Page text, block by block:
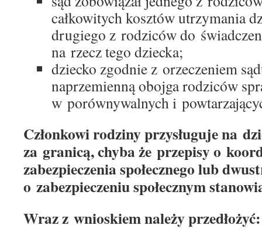
całkowitych kosztów utrzymania
drugiego z rodziców do
na rzecz tego dziecka;
dziecko zgodnie z orzeczeniem
naprzemienną obojga rodziców
w porównywalnych i
Członkowi rodziny przysługuje na
za granicą, chyba że przepisy o
zabezpieczenia społecznego lub
o zabezpieczeniu społecznym
Wraz z wnioskiem należy przedłożyć: